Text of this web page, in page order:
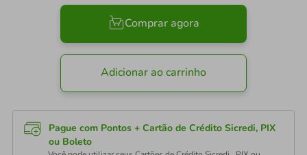
Comprar agora
Adicionar ao carrinho
Pague com Pontos + Cartão de Crédito Sicredi, PIX
ou Boleto